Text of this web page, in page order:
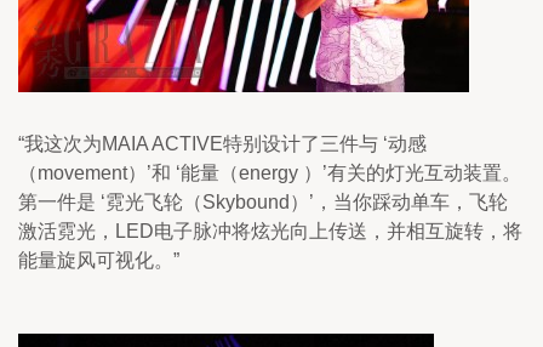
“我这次为MAIA ACTIVE特别设计了三件与 ‘动感
（movement）’和 ‘能量（energy ）’有关的灯光互动装置。
第一件是 ‘霓光飞轮（Skybound）’，当你踩动单车，飞轮
激活霓光，LED电子脉冲将炫光向上传送，并相互旋转，将
能量旋风可视化。”